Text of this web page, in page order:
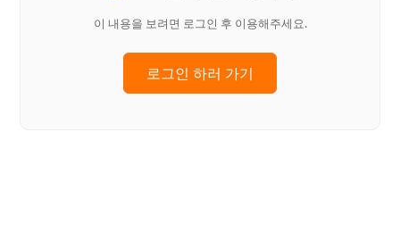
이 내용을 보려면 로그인 후 이용해주세요.
로그인 하러 가기